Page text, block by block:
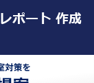
ポート 作成